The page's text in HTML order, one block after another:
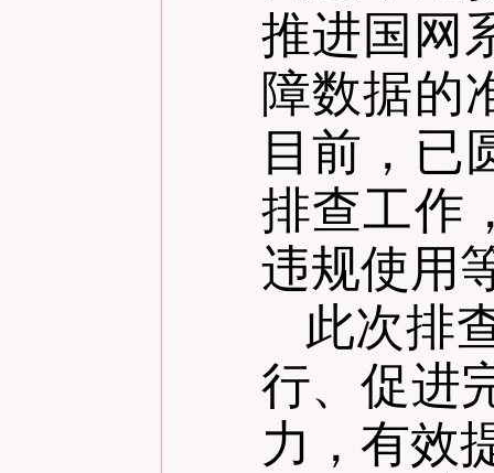
推进国网
障数据的
目前，已
排查工作
违规使用
此次排
行、促进
力，有效